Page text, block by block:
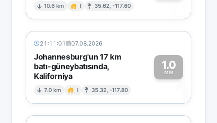
10.6 km I 35.62, -117.60 0
21:11:01 07.08.2026
Johannesburg'un 17 km
batı-güneybatısında,
Kaliforniya
7.0 km I 35.32, -117.80
1.0
MW
1